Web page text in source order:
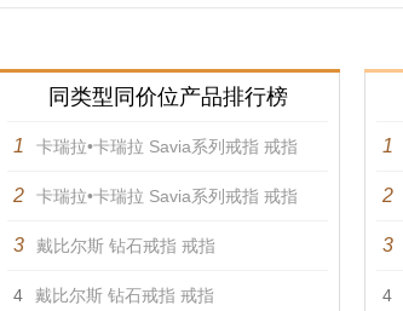
同类型同价位产品排行榜
1 卡瑞拉•卡瑞拉 Savia系列戒指 戒指
2 卡瑞拉•卡瑞拉 Savia系列戒指 戒指
3 戴比尔斯 钻石戒指 戒指
4 戴比尔斯 钻石戒指 戒指
1
2
3
4